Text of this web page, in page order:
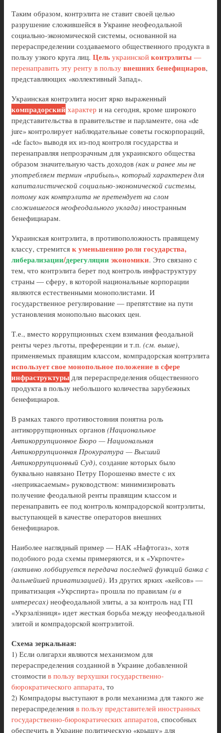
Таким образом, контрэлита не ставит своей целью
разрушение сложившейся в Украине неофеодальной
социально-экономической системы, основанной на
перераспределении создаваемого общественного продукта в
пользу узкого круга лиц. Цель украинской контрэлиты —
перенаправить эту ренту в пользу внешних бенефициаров,
представляющих «коллективный Запад».
Украинская контрэлита носит ярко выраженный
компрадорский характер и на сегодня, кроме широкого
представительства в правительстве и парламенте, она «de
jure» контролирует наблюдательные советы госкорпораций,
«de facto» выводя их из-под контроля государства и
перенаправляя непрозрачным для украинского общества
образом значительную часть доходов (как и ранее мы не
употребляем термин «прибыль», который характерен для
капиталистической социально-экономической системы,
потому как контрэлита не претендует на слом
сложившегося неофеодального уклада) иностранным
бенефициарам.
Украинская контрэлита, в противоположность правящему
классу, стремится к уменьшению роли государства,
либерализации/дерегуляцииэкономики. Это связано с
тем, что контрэлита берет под контроль инфраструктуру
страны — сферу, в которой национальные корпорации
являются естественными монополистами. И
государственное регулирование — препятствие на пути
установления монопольно высоких цен.
Т.е., вместо коррупционных схем взимания феодальной
ренты через льготы, преференции и т.п. (см. выше),
применяемых правящим классом, компрадорская контрэлита
использует свое монопольное положение в сфере
инфраструктуры для перераспределения общественного
продукта в пользу небольшого количества зарубежных
бенефициаров.
В рамках такого противостояния понятна роль
антикоррупционных органов (Национальное
Антикоррупционное Бюро — Национальная
Антикоррупционная Прокуратура — Высший
Антикоррупционный Суд), создание которых было
буквально навязано Петру Порошенко вместе с их
«неприкасаемым» руководством: минимизировать
получение феодальной ренты правящим классом и
перенаправить ее под контроль компрадорской контрэлиты,
выступающей в качестве операторов внешних
бенефициаров.
Наиболее наглядный пример — НАК «Нафтогаз», хотя
подобного рода схемы примеряются, и к «Укрпочте»
(активно лоббируется передача последней функций банка с
дальнейшей приватизацией). Из других ярких «кейсов» —
приватизация «Укрспирта» прошла по правилам (и в
интересах) неофеодальной элиты, а за контроль над ГП
«Укрзалізниця» идет жесткая борьба между неофеодальной
элитой и компрадорской контрэлитой.
Схема зеркальная:
1) Если олигархи являются механизмом для
перераспределения созданной в Украине добавленной
стоимости в пользу верхушки государственно-
бюрократического аппарата, то
2) Компрадоры выступают в роли механизма для такого же
перераспределения в пользу представителей иностранных
государственно-бюрократических аппаратов, способных
обеспечить в Украине политическую «крышу» для